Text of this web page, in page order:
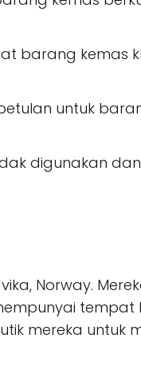
barang kemas
untuk
digunakan
Norway.
tempat
mereka untuk